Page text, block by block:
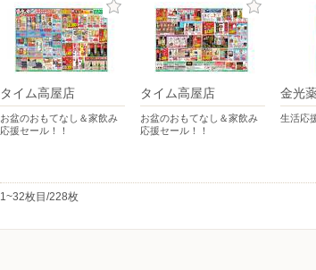
タイム高屋店
お盆のおもてなし＆家飲み
応援セール！！
タイム高屋店
お盆のおもてなし＆家飲み
応援セール！！
金光
生活応
1~32枚目/228枚